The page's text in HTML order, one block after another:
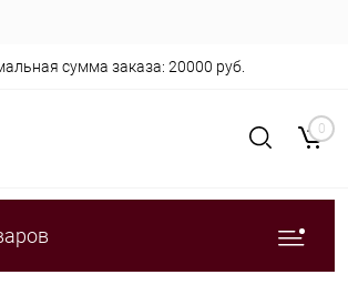
сумма заказа: 20000 руб.
0